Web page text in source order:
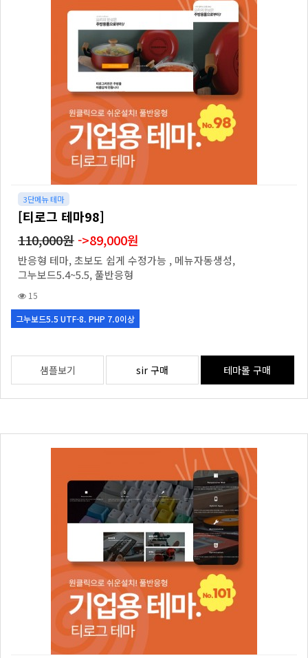
3단메뉴 테마
[티로그 테마98]
110,000원->89,000원
반응형 테마, 초보도 쉽게 수정가능 , 메뉴자동생성,
그누보드5.4~5.5, 풀반응형
15
그누보드5.5 UTF-8. PHP 7.0이상
샘플보기 sir 구매 테마몰 구매